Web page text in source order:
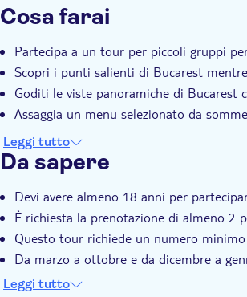
hanno combattuto contro il
Il tuo gruppo avrà 45-60 minuti in un
presentato al simpatico sommelier che
formaggi locali. Scopri i segreti della
rumena.
Conferma istantanea
Trasporto incluso
Cosa farai
Partecipa a un tour per piccoli gruppi
Scopri i punti salienti di Bucarest
Goditi le viste panoramiche di
Assaggia un menu selezionato da
Leggi tutto
Da sapere
Devi avere almeno 18 anni per
È richiesta la prenotazione di almeno 2
Questo tour richiede un numero
Da marzo a ottobre e da dicembre a
viene raggiunto il numero minimo di
Leggi tutto